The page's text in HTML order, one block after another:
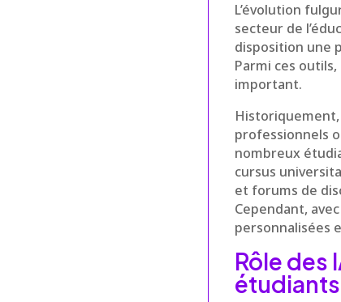
L’évolution
secteur de
disposition une
Parmi ces outils,
important.
Historiquement,
professionnels
nombreux
cursus
et forums de
Cependant,
personnalisées
Rôle des
étudiants